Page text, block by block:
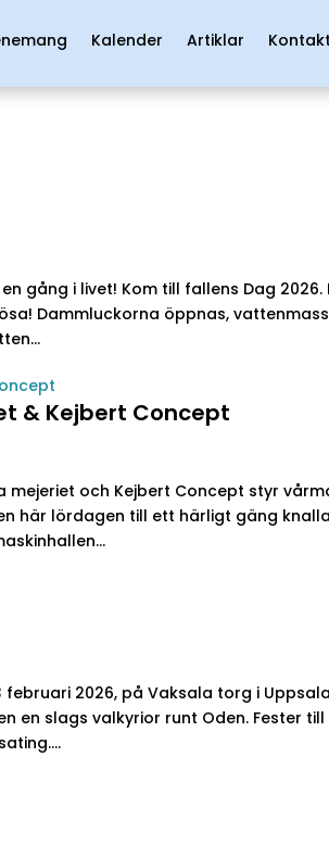
Kalender Artiklar Kontakt
gång i livet! Kom till fallens Dag 2026.
Dammluckorna öppnas,
& Kejbert Concept
lilla mejeriet och Kejbert Concept styr
här lördagen till ett härligt gäng
2026, på Vaksala torg i
en slags valkyrior runt Oden. Fester